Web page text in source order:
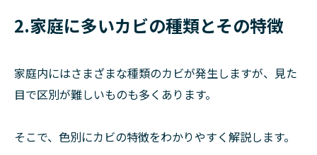
2.家庭に多いカビの種類とその特徴
家庭内にはさまざまな種類のカビが発生しますが、見た
目で区別が難しいものも多くあります。
そこで、色別にカビの特徴をわかりやすく解説します。